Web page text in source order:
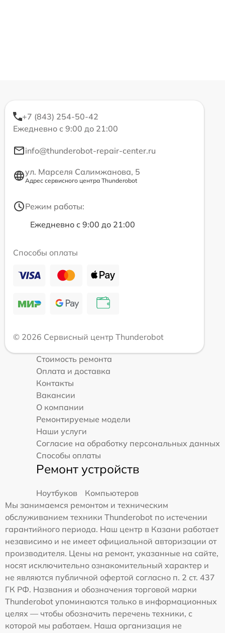
+7 (843) 254-50-42
Ежедневно с 9:00 до 21:00
info@thunderobot-repair-center.ru
ул. Марселя Салимжанова, 5
Адрес сервисного центра Thunderobot
Режим работы:
Ежедневно с 9:00 до 21:00
Способы оплаты
© 2026 Сервисный центр Thunderobot
Стоимость ремонта
Оплата и доставка
Контакты
Вакансии
О компании
Ремонтируемые модели
Наши услуги
Согласие на обработку персональных данных
Способы оплаты
Ремонт устройств
Ноутбуков
Компьютеров
Мы занимаемся ремонтом и техническим
обслуживанием техники Thunderobot по истечении
гарантийного периода. Наш центр в Казани работает
независимо и не имеет официальной авторизации от
производителя. Цены на ремонт, указанные на сайте,
носят исключительно ознакомительный характер и
не являются публичной офертой согласно п. 2 ст. 437
ГК РФ. Названия и обозначения торговой марки
Thunderobot упоминаются только в информационных
целях — чтобы обозначить перечень техники, с
которой мы работаем. Наша организация не